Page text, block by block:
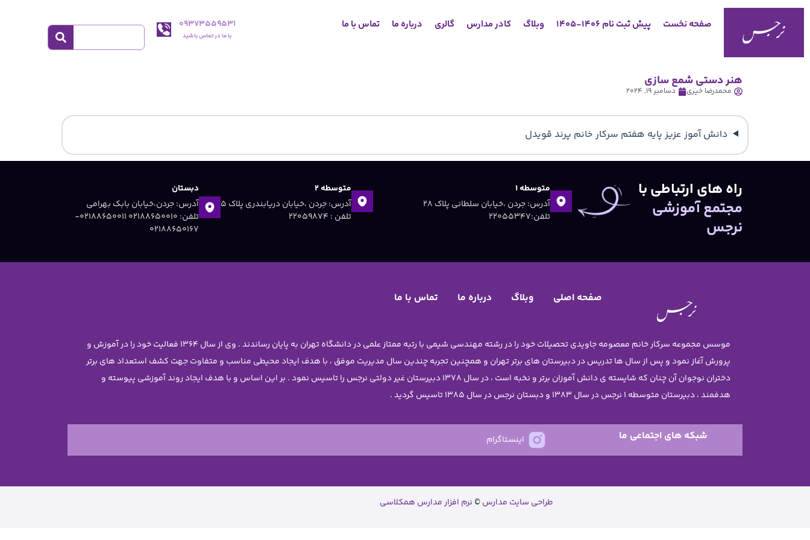
صفحه نخست پیش ثبت نام 1406-1405 وبلاگ کادر مدارس گالری درباره ما تماس با ما 09373559531
با ما در تماس باشید
هنر دستی شمع سازی
محمدرضا خیری دسامبر 19, 2024
دانش آموز عزیز پایه هفتم سرکار خانم پرند قویدل
راه های ارتباطی با
مجتمع آموزشی
نرجس
متوسطه ۱
آدرس: جردن ،خیابان سلطانی پلاک ۲۸
تلفن:۲۲۰۵۵۳۴۷
متوسطه ۲
آدرس: جردن ،خیابان دریابندری پلاک 5
تلفن : ۲۲۰۵۹۸۷۴
دبستان
آدرس: جردن،خیابان بابک بهرامی
تلفن: 02188650010 ۰۲۱۸۸۶۵۰۰۱۱-
۰۲۱۸۸۶۵۰۱۶۷
صفحه اصلی وبلاگ درباره ما تماس با ما
موسس مجموعه سرکار خانم معصومه جاویدی تحصیلات خود را در رشته مهندسی شیمی با رتبه ممتاز علمی در دانشگاه تهران به پایان رساندند . وی از سال 1364 فعالیت خود را در آموزش و
پرورش آغاز نمود و پس از سال ها تدریس در دبیرستان های برتر تهران و همچنین تجربه چندین سال مدیریت موفق ، با هدف ایجاد محیطی مناسب و متفاوت جهت کشف استعداد های برتر
دختران نوجوان آن چنان که شایسته ی دانش آموزان برتر و نخبه است ، در سال 1378 دبیرستان غیر دولتی نرجس را تاسیس نمود . بر این اساس و با هدف ایجاد روند آموزشی پیوسته و
هدفمند ، دبیرستان متوسطه 1 نرجس در سال 1383 و دبستان نرجس در سال 1385 تاسیس گردید .
شبکه های اجتماعی ما اینستاگرام
طراحی سایت مدارس©نرم افزار مدارس همکلاسی